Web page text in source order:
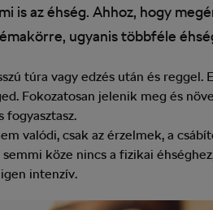
is az éhség. Ahhoz, hogy
ugyanis többféle
túra vagy edzés után és reggel.
Fokozatosan jelenik meg és
valódi, csak az érzelmek, a
köze nincs a fizikai
intenzív.